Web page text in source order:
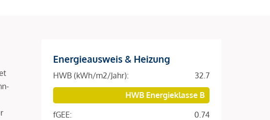
Energieausweis & Heizung
HWB (kWh/m2/Jahr):
32.7
HWB Energieklasse B
fGEE:
0.74